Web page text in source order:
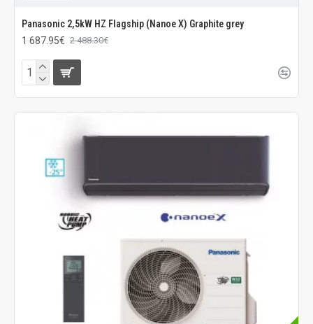
Panasonic 2,5kW HZ Flagship (Nanoe X) Graphite grey
1 687.95€ 2 488.30€